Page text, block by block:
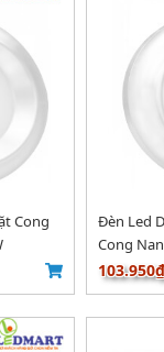
Cong
Đèn Led
Cong
103.950₫